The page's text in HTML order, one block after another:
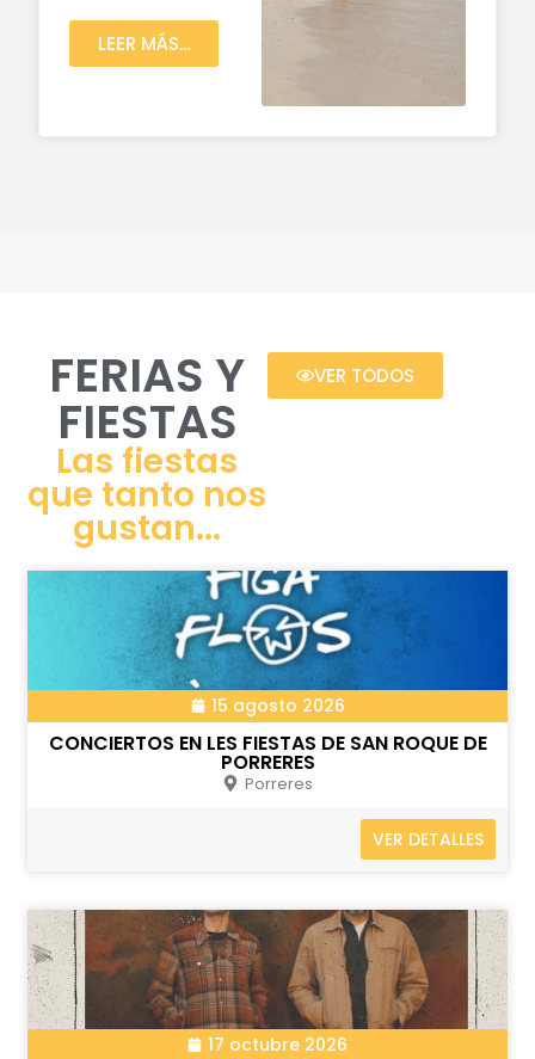
LEER MÁS...
FERIAS Y
FIESTAS
Las fiestas
que tanto nos
gustan...
VER TODOS
15 agosto 2026
CONCIERTOS EN LES FIESTAS DE SAN ROQUE DE
PORRERES
Porreres
VER DETALLES
17 octubre 2026